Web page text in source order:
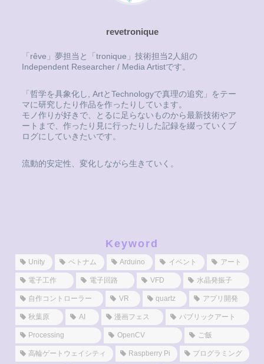
revetronique
「rêve」夢担当と「tronique」技術担当2人組の
Independent Researcher / Media Artistです。
「哲学を具象化し, ArtとTechnologyで真理の追究」をテー
マに研究したり作品を作ったりしています。
モノ作りが好きで、とるに足らないものから最新技術やア
ートまで、作ったり見に行ったりした記録を綴っていくブ
ログにしていきたいです。
流動的安定性、変化しながら生きていく。
Keyword
Unity ベトナム Arduino イベント アート
電子工作 電子回路 VFD 水晶発振子
自作コントローラー VR quartz アプリ開発
秋葉原 AI 漫画フェス パブリックアート
Processing OpenCV ご飯
高輪ゲートウェイシティ Raspberry Pi プログラミング